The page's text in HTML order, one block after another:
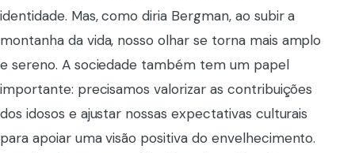
identidade. Mas, como diria Bergman, ao subir a
montanha da vida, nosso olhar se torna mais amplo
e sereno. A sociedade também tem um papel
importante: precisamos valorizar as contribuições
dos idosos e ajustar nossas expectativas culturais
para apoiar uma visão positiva do envelhecimento.